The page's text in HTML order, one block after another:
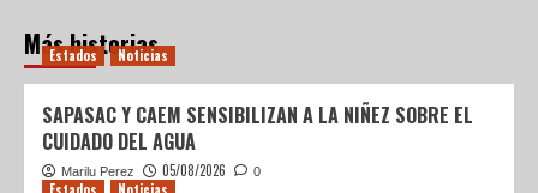
Más historias
Estados Noticias
SAPASAC Y CAEM SENSIBILIZAN A LA NIÑEZ SOBRE EL
CUIDADO DEL AGUA
Marilu Perez 05/08/2026 0